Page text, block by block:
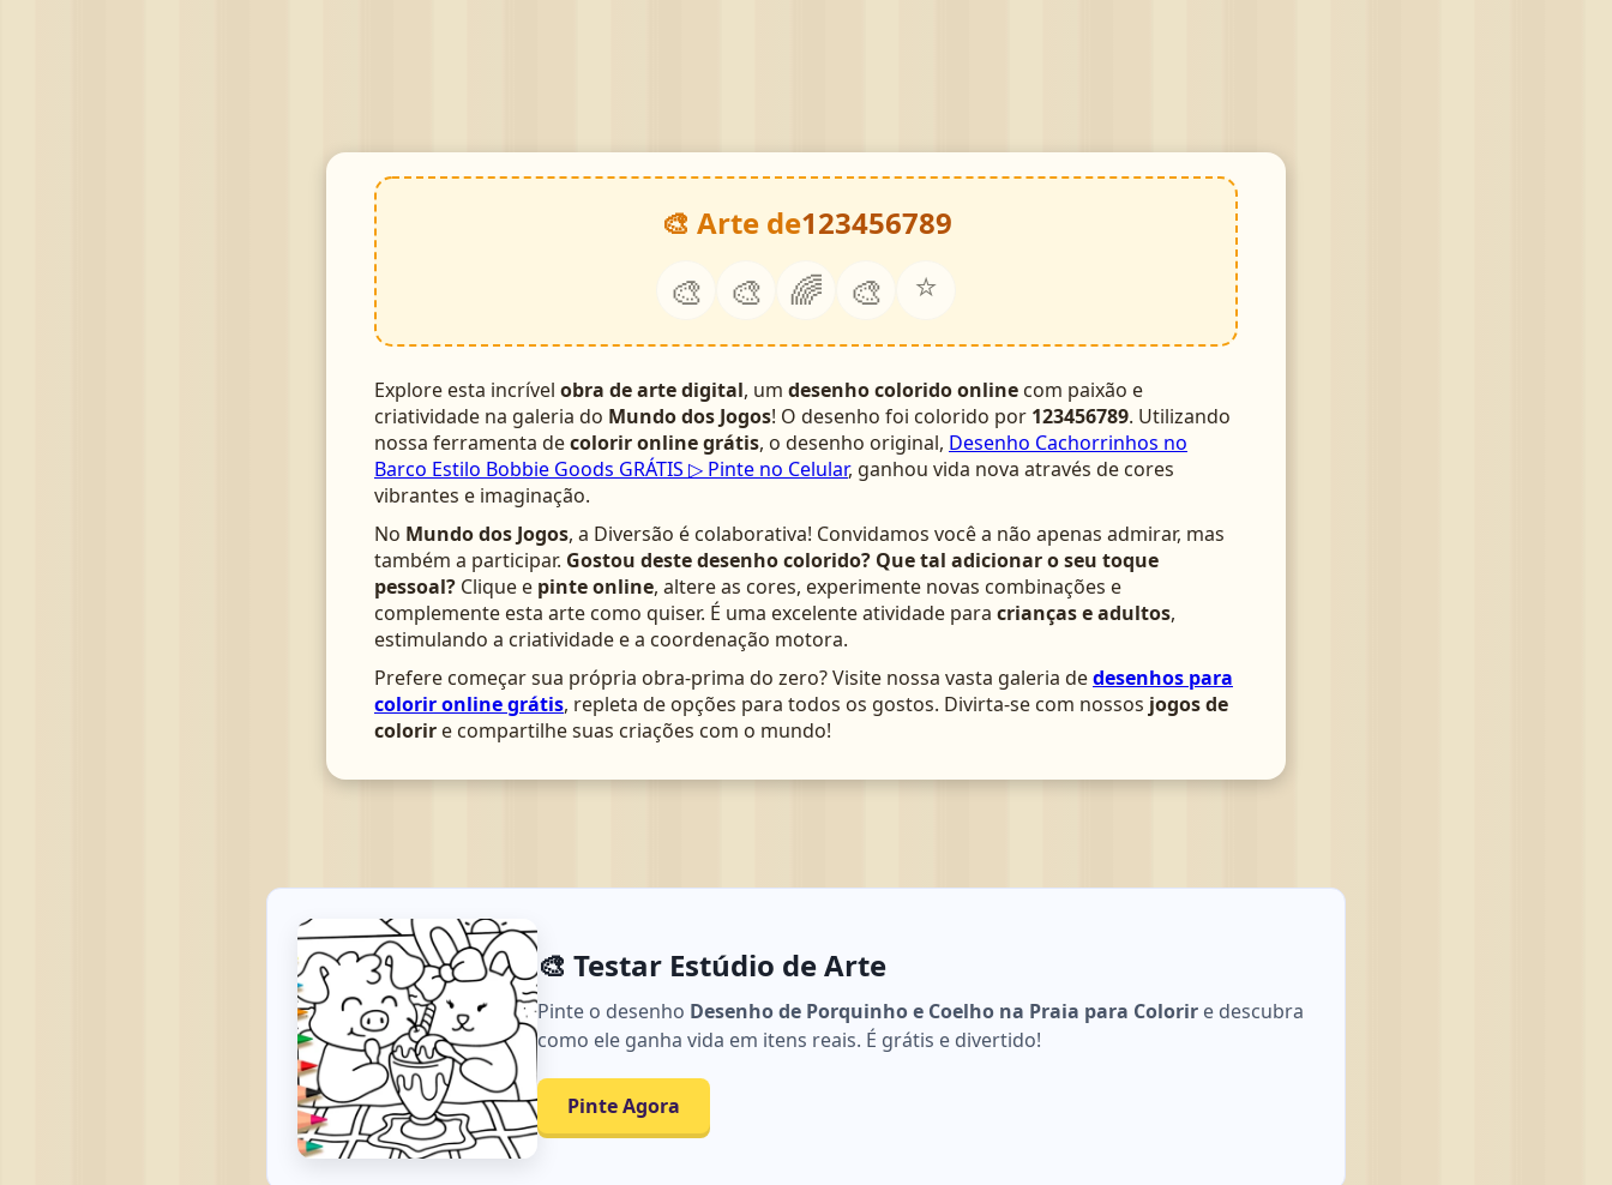
🎨 Arte de123456789
🎨 🎨 🌈 🎨 ⭐
Explore esta incrível obra de arte digital, um desenho colorido online com paixão e
criatividade na galeria do Mundo dos Jogos! O desenho foi colorido por 123456789. Utilizando
nossa ferramenta decolorir online grátis, o desenho original, Desenho Cachorrinhos no
Barco Estilo Bobbie Goods GRÁTIS ▷ Pinte no Celular, ganhou vida nova através de cores
vibrantes e imaginação.
No Mundo dos Jogos, a Diversão é colaborativa! Convidamos você a não apenas admirar, mas
também a participar. Gostou deste desenho colorido? Que tal adicionar o seu toque
pessoal? Clique e pinte online, altere as cores, experimente novas combinações e
complemente esta arte como quiser. É uma excelente atividade para crianças e adultos,
estimulando a criatividade e a coordenação motora.
Prefere começar sua própria obra-prima do zero? Visite nossa vasta galeria dedesenhos para
colorir online grátis, repleta de opções para todos os gostos. Divirta-se com nossos jogos de
colorir e compartilhe suas criações com o mundo!
🎨 Testar Estúdio de Arte
Pinte o desenho Desenho de Porquinho e Coelho na Praia para Colorir e descubra
como ele ganha vida em itens reais. É grátis e divertido!
Pinte Agora